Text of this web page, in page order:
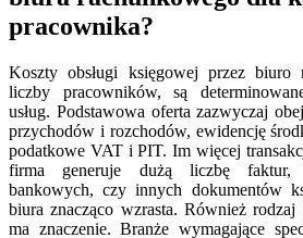
pracownika?
Koszty obsługi księgowej przez biuro
liczby pracowników, są
usług. Podstawowa oferta zazwyczaj
przychodów i rozchodów, ewidencję
podatkowe VAT i PIT. Im więcej
firma generuje dużą liczbę faktur,
bankowych, czy innych dokumentów
biura znacząco wzrasta. Również rodzaj
ma znaczenie. Branże wymagające